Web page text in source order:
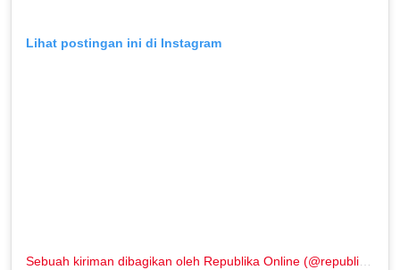
Lihat postingan ini di Instagram
Sebuah kiriman dibagikan oleh Republika Online (@republikaonline)